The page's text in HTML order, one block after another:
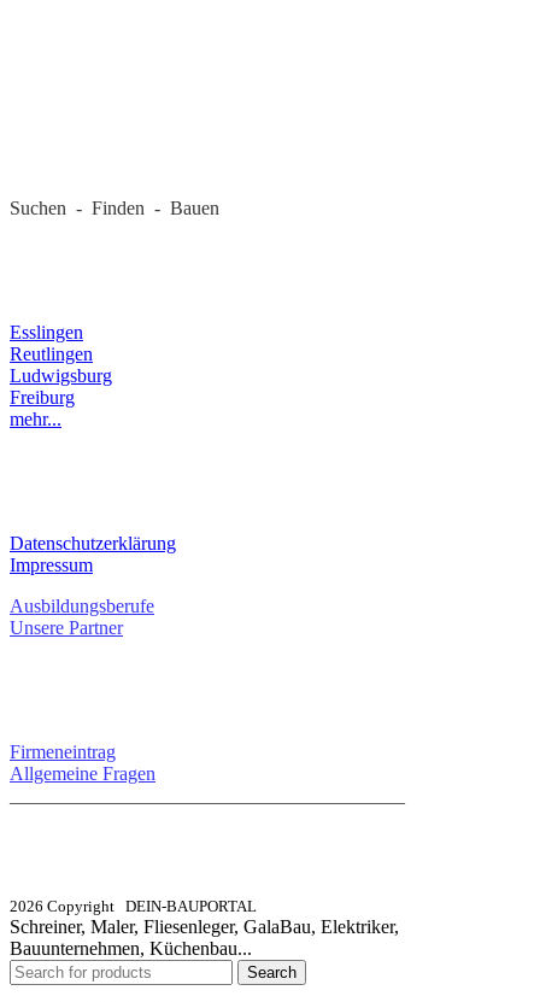
Suchen - Finden - Bauen
Esslingen
Reutlingen
Ludwigsburg
Freiburg
mehr...
Datenschutzerklärung
Impressum
Ausbildungsberufe
Unsere Partner
Firmeneintrag
Allgemeine Fragen
2026 Copyright DEIN-BAUPORTAL
Schreiner, Maler, Fliesenleger, GalaBau, Elektriker,
Bauunternehmen, Küchenbau...
Search